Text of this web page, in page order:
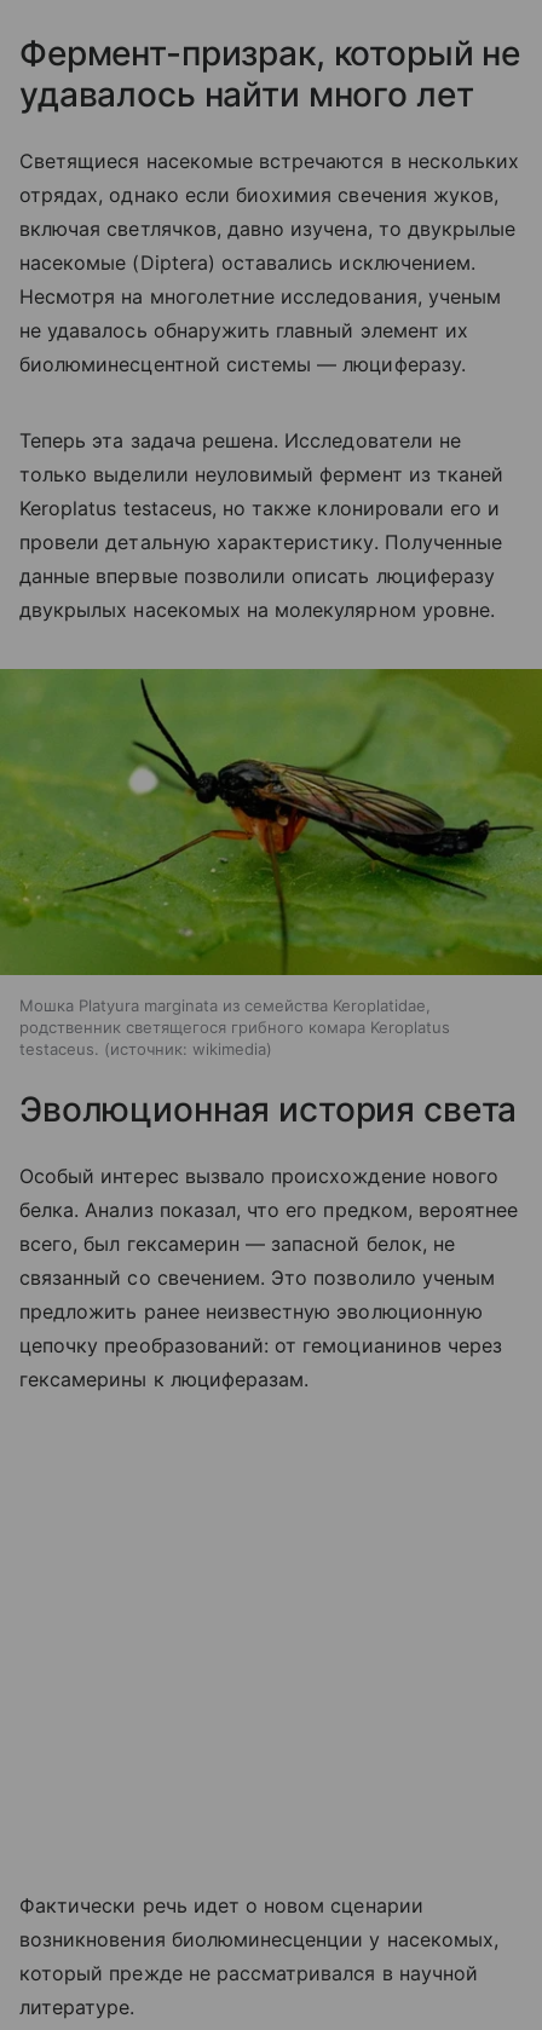
Фермент-призрак, который не
удавалось найти много лет
Светящиеся насекомые встречаются в нескольких
отрядах, однако если биохимия свечения жуков,
включая светлячков, давно изучена, то двукрылые
насекомые (Diptera) оставались исключением.
Несмотря на многолетние исследования, ученым
не удавалось обнаружить главный элемент их
биолюминесцентной системы — люциферазу.
Теперь эта задача решена. Исследователи не
только выделили неуловимый фермент из тканей
Keroplatus testaceus, но также клонировали его и
провели детальную характеристику. Полученные
данные впервые позволили описать люциферазу
двукрылых насекомых на молекулярном уровне.
Мошка Platyura marginata из семейства Keroplatidae,
родственник светящегося грибного комара Keroplatus
testaceus.
источник: wikimedia
Эволюционная история света
Особый интерес вызвало происхождение нового
белка. Анализ показал, что его предком, вероятнее
всего, был гексамерин — запасной белок, не
связанный со свечением. Это позволило ученым
предложить ранее неизвестную эволюционную
цепочку преобразований: от гемоцианинов через
гексамерины к люциферазам.
Фактически речь идет о новом сценарии
возникновения биолюминесценции у насекомых,
который прежде не рассматривался в научной
литературе.